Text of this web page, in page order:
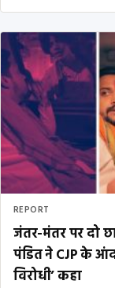
REPORT
जंतर-मंतर पर दो
पंडित ने CJP के
विरोधी’ कहा